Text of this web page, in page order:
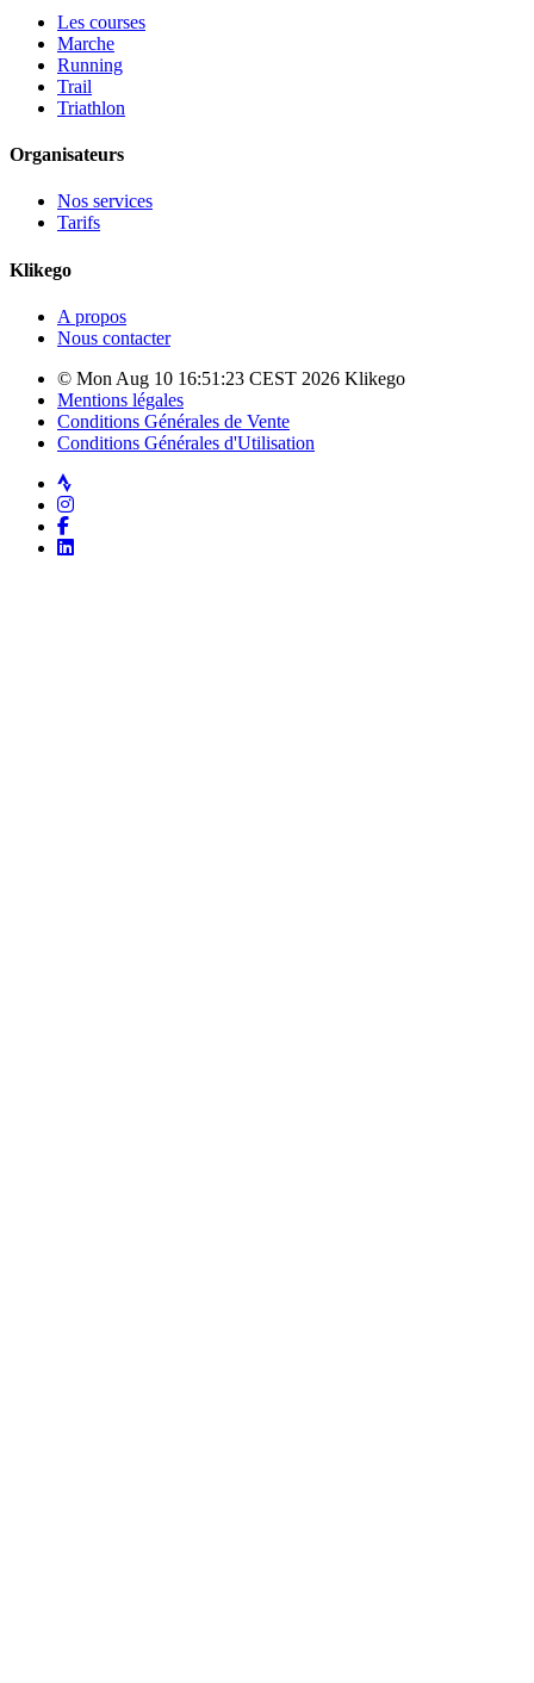
Les courses
Marche
Running
Trail
Triathlon
Organisateurs
Nos services
Tarifs
Klikego
A propos
Nous contacter
© Mon Aug 10 16:51:23 CEST 2026 Klikego
Mentions légales
Conditions Générales de Vente
Conditions Générales d'Utilisation
Strava
Instagram
Facebook
LinkedIn